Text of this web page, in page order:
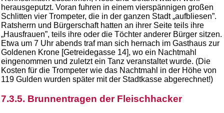
herausgeputzt. Voran fuhren in einem vierspännigen großen
Schlitten vier Trompeter, die in der ganzen Stadt „aufbliesen”.
Ratsherrn und Bürgerschaft hatten an ihrer Seite teils ihre
„Hausfrauen”, teils ihre oder die Töchter anderer Bürger sitzen.
Etwa um 7 Uhr abends traf man sich hernach im Gasthaus zur
Goldenen Krone [Getreidegasse 14], wo ein Nachtmahl
eingenommen und zuletzt ein Tanz veranstaltet wurde. (Die
Kosten für die Trompeter wie das Nachtmahl in der Höhe von
119 Gulden wurden später mit der Stadtkasse abgerechnet!)
7.3.5. Brunnentragen der Fleischhacker